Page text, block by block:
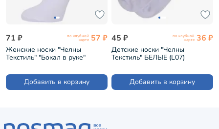
71 ₽ по клубной
карте 57 ₽
Женские носки "Челны
Текстиль" "Бокал в руке"
Добавить в корзину
45 ₽ по клубной
карте 36 ₽
Детские носки "Челны
Текстиль" БЕЛЫЕ (L07)
Добавить в корзину